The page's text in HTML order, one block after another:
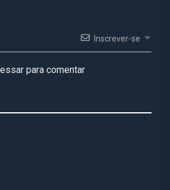
Inscrever-se
para comentar